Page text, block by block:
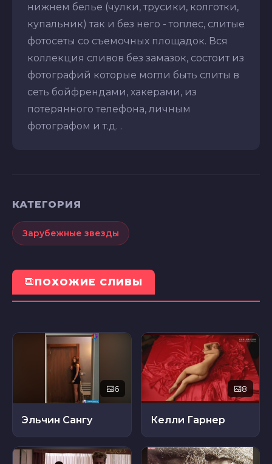
нижнем белье (чулки, трусики, колготки,
купальник) так и без него - топлес, слитые
фотосеты со съемочных площадок. Вся
коллекция сливов без замазок, состоит из
фотографий которые могли быть слиты в
сеть бойфрендами, хакерами, из
потерянного телефона, личным
фотографом и т.д. .
КАТЕГОРИЯ
Зарубежные звезды
ПОХОЖИЕ СЛИВЫ
6
Эльчин Сангу
8
Келли Гарнер